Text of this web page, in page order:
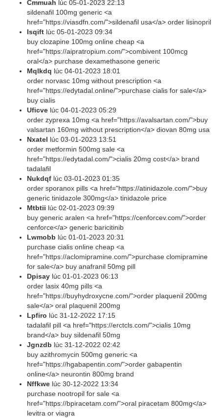
Cmmuah lúc 05-01-2023 22:13
sildenafil 100mg generic <a
href="https://viasdfn.com/">sildenafil usa</a> order lisinopril
Isqift lúc 05-01-2023 09:34
buy clozapine 100mg online cheap <a
href="https://aipratropium.com/">combivent 100mcg
oral</a> purchase dexamethasone generic
Mqlkdq lúc 04-01-2023 18:01
order norvasc 10mg without prescription <a
href="https://edytadal.online/">purchase cialis for sale</a>
buy cialis
Uficve lúc 04-01-2023 05:29
order zyprexa 10mg <a href="https://avalsartan.com/">buy
valsartan 160mg without prescription</a> diovan 80mg usa
Nxatel lúc 03-01-2023 13:51
order metformin 500mg sale <a
href="https://edytadal.com/">cialis 20mg cost</a> brand
tadalafil
Nukdqf lúc 03-01-2023 01:35
order sporanox pills <a href="https://atinidazole.com/">buy
generic tinidazole 300mg</a> tinidazole price
Mtbtii lúc 02-01-2023 09:39
buy generic aralen <a href="https://cenforcev.com/">order
cenforce</a> generic baricitinib
Lwmobb lúc 01-01-2023 20:31
purchase cialis online cheap <a
href="https://aclomipramine.com/">purchase clomipramine
for sale</a> buy anafranil 50mg pill
Dpisay lúc 01-01-2023 06:13
order lasix 40mg pills <a
href="https://buyhydroxycne.com/">order plaquenil 200mg
sale</a> oral plaquenil 200mg
Lpfiro lúc 31-12-2022 17:15
tadalafil pill <a href="https://erctcls.com/">cialis 10mg
brand</a> buy sildenafil 50mg
Jgnzdb lúc 31-12-2022 02:42
buy azithromycin 500mg generic <a
href="https://hgabapentin.com/">order gabapentin
online</a> neurontin 800mg brand
Nffkwe lúc 30-12-2022 13:34
purchase nootropil for sale <a
href="https://bpiracetam.com/">oral piracetam 800mg</a>
levitra or viagra